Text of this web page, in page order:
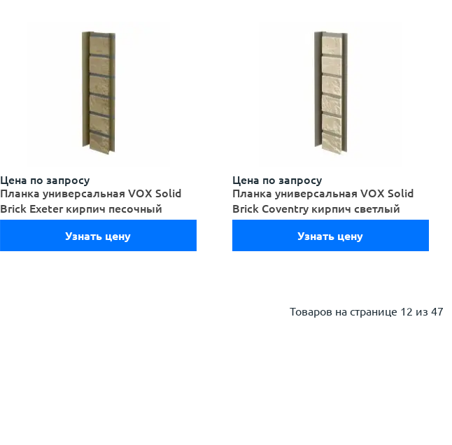
Цена по запросу
Планка универсальная VOX Solid
Brick Exeter кирпич песочный
Узнать цену
Цена по запросу
Планка универсальная VOX Solid
Brick Coventry кирпич светлый
Узнать цену
Товаров на странице 12 из 47